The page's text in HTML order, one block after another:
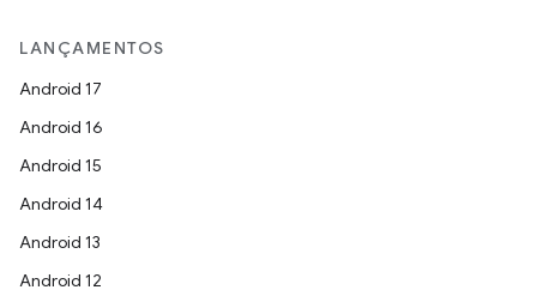
LANÇAMENTOS
Android 17
Android 16
Android 15
Android 14
Android 13
Android 12